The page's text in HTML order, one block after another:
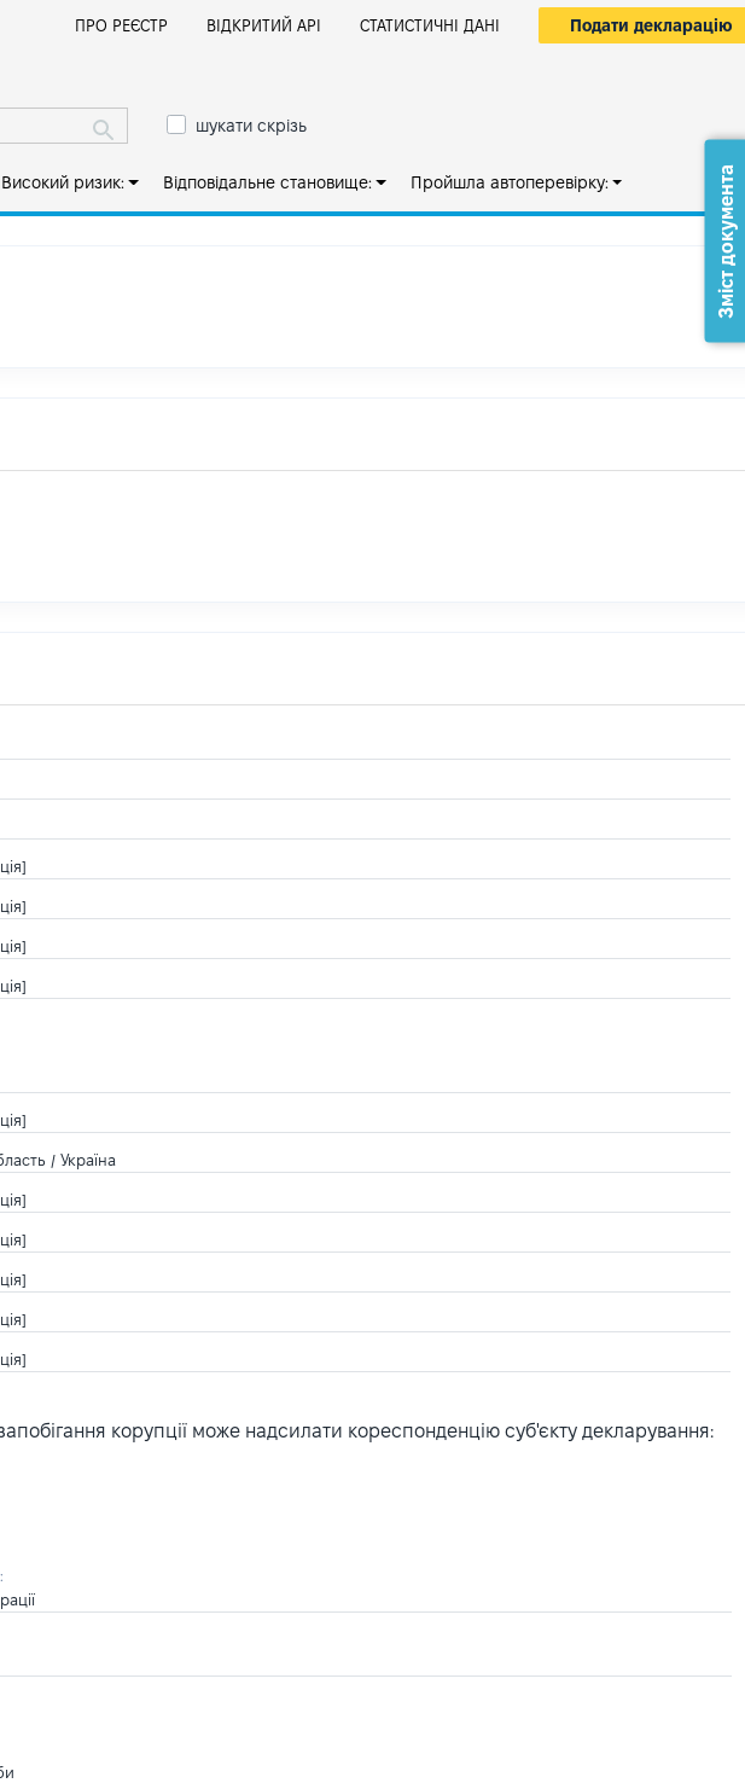
ПРО РЕЄСТР ВІДКРИТИЙ АРІ СТАТИСТИЧНІ ДАНІ Подати декларацію
шукати скрізь
Високий ризик: Відповідальне становище: Пройшла автоперевірку:
/ Україна
корупції може надсилати кореспонденцію суб'єкту декларування:
:
Зміст документа